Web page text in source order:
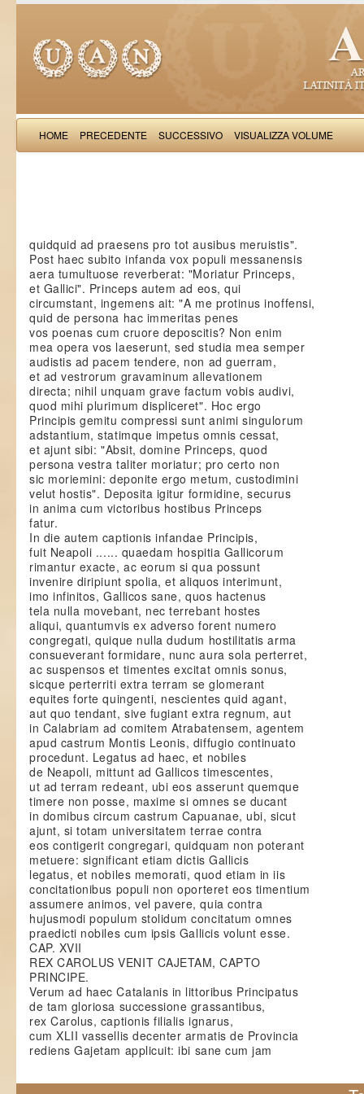
HOME PRECEDENTE SUCCESSIVO VISUALIZZA VOLUME
quidquid ad praesens pro tot ausibus meruistis".
Post haec subito infanda vox populi messanensis
aera tumultuose reverberat: "Moriatur Princeps,
et Gallici". Princeps autem ad eos, qui
circumstant, ingemens ait: "A me protinus inoffensi,
quid de persona hac immeritas penes
vos poenas cum cruore deposcitis? Non enim
mea opera vos laeserunt, sed studia mea semper
audistis ad pacem tendere, non ad guerram,
et ad vestrorum gravaminum allevationem
directa; nihil unquam grave factum vobis audivi,
quod mihi plurimum displiceret". Hoc ergo
Principis gemitu compressi sunt animi singulorum
adstantium, statimque impetus omnis cessat,
et ajunt sibi: "Absit, domine Princeps, quod
persona vestra taliter moriatur; pro certo non
sic moriemini: deponite ergo metum, custodimini
velut hostis". Deposita igitur formidine, securus
in anima cum victoribus hostibus Princeps
fatur.
In die autem captionis infandae Principis,
fuit Neapoli ...... quaedam hospitia Gallicorum
rimantur exacte, ac eorum si qua possunt
invenire diripiunt spolia, et aliquos interimunt,
imo infinitos, Gallicos sane, quos hactenus
tela nulla movebant, nec terrebant hostes
aliqui, quantumvis ex adverso forent numero
congregati, quique nulla dudum hostilitatis arma
consueverant formidare, nunc aura sola perterret,
ac suspensos et timentes excitat omnis sonus,
sicque perterriti extra terram se glomerant
equites forte quingenti, nescientes quid agant,
aut quo tendant, sive fugiant extra regnum, aut
in Calabriam ad comitem Atrabatensem, agentem
apud castrum Montis Leonis, diffugio continuato
procedunt. Legatus ad haec, et nobiles
de Neapoli, mittunt ad Gallicos timescentes,
ut ad terram redeant, ubi eos asserunt quemque
timere non posse, maxime si omnes se ducant
in domibus circum castrum Capuanae, ubi, sicut
ajunt, si totam universitatem terrae contra
eos contigerit congregari, quidquam non poterant
metuere: significant etiam dictis Gallicis
legatus, et nobiles memorati, quod etiam in iis
concitationibus populi non oporteret eos timentium
assumere animos, vel pavere, quia contra
hujusmodi populum stolidum concitatum omnes
praedicti nobiles cum ipsis Gallicis volunt esse.
CAP. XVII
REX CAROLUS VENIT CAJETAM, CAPTO
PRINCIPE.
Verum ad haec Catalanis in littoribus Principatus
de tam gloriosa successione grassantibus,
rex Carolus, captionis filialis ignarus,
cum XLII vassellis decenter armatis de Provincia
rediens Gajetam applicuit: ibi sane cum jam